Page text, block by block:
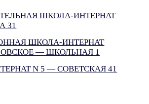
ШКОЛА-ИНТЕРНАТ
31
ШКОЛА-ИНТЕРНАТ
— ШКОЛЬНАЯ 1
N 5 — СОВЕТСКАЯ 41